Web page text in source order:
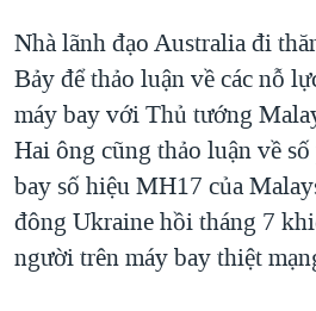
Nhà lãnh đạo Australia đi
Bảy để thảo luận về các nỗ
máy bay với Thủ tướng
Hai ông cũng thảo luận về
bay số hiệu MH17 của
đông Ukraine hồi tháng 7
người trên máy bay thiệt